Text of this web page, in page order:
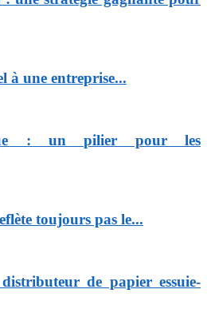
à une entreprise...
: un pilier pour les
toujours pas le...
de papier essuie-